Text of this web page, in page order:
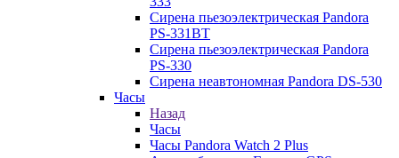
Сирена пьезоэлектрическая Pandora
PS-331BT
Сирена пьезоэлектрическая Pandora
PS-330
Сирена неавтономная Pandora DS-530
Часы
Назад
Часы
Часы Pandora Watch 2 Plus